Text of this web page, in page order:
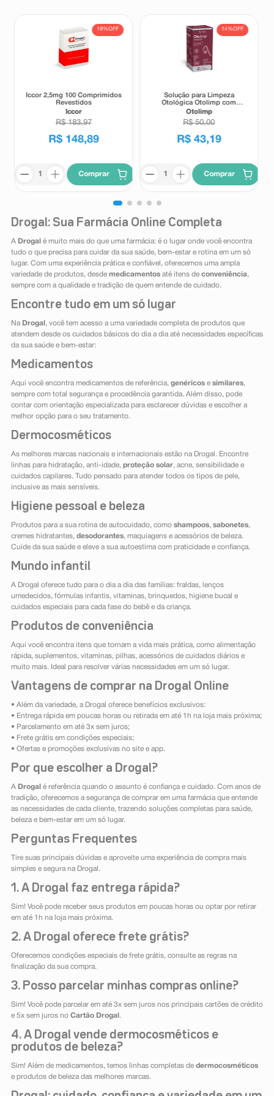
19%OFF
Iccor 2,5mg 100 Comprimidos
Revestidos
Iccor
R$ 183,97
R$ 148,89
Comprar
14%OFF
Solução para Limpeza
Otológica Otolimp com
Gotejador 2ml
Otolimp
R$ 50,00
R$ 43,19
Comprar
Drogal: Sua Farmácia Online Completa
A Drogal é muito mais do que uma farmácia: é o lugar onde você encontra
tudo o que precisa para cuidar da sua saúde, bem-estar e rotina em um só
lugar. Com uma experiência prática e confiável, oferecemos uma ampla
variedade de produtos, desde medicamentosaté itens de conveniência,
sempre com a qualidade e tradição de quem entende de cuidado.
Encontre tudo em um só lugar
Na Drogal , você tem acesso a uma variedade completa de produtos que
atendem desde os cuidados básicos do dia a dia até necessidades específicas
da sua saúde e bem-estar:
Medicamentos
Aqui você encontra medicamentos de referência, genéricose similares,
sempre com total segurança e procedência garantida. Além disso, pode
contar com orientação especializada para esclarecer dúvidas e escolher a
melhor opção para o seu tratamento.
Dermocosméticos
As melhores marcas nacionais e internacionais estão na Drogal. Encontre
linhas para hidratação, anti-idade, proteção solar, acne, sensibilidade e
cuidados capilares. Tudo pensado para atender todos os tipos de pele,
inclusive as mais sensíveis.
Higiene pessoal e beleza
Produtos para a sua rotina de autocuidado, como shampoos, sabonetes,
cremes hidratantes, desodorantes, maquiagens e acessórios de beleza.
Cuide da sua saúde e eleve a sua autoestima com praticidade e confiança.
Mundo infantil
A Drogal oferece tudo para o dia a dia das famílias: fraldas, lenços
umedecidos, fórmulas infantis, vitaminas, brinquedos, higiene bucal e
cuidados especiais para cada fase do bebê e da criança.
Produtos de conveniência
Aqui você encontra itens que tornam a vida mais prática, como alimentação
rápida, suplementos, vitaminas, pilhas, acessórios de cuidados diários e
muito mais. Ideal para resolver várias necessidades em um só lugar.
Vantagens de comprar na Drogal Online
• Além da variedade, a Drogal oferece benefícios exclusivos:
• Entrega rápida em poucas horas ou retirada em até 1h na loja mais próxima;
• Parcelamento em até 3x sem juros;
• Frete grátis em condições especiais;
• Ofertas e promoções exclusivas no site e app.
Por que escolher a Drogal?
A Drogal é referência quando o assunto é confiança e cuidado. Com anos de
tradição, oferecemos a segurança de comprar em uma farmácia que entende
as necessidades de cada cliente, trazendo soluções completas para saúde,
beleza e bem-estar em um só lugar.
Perguntas Frequentes
Tire suas principais dúvidas e aproveite uma experiência de compra mais
simples e segura na Drogal.
1. A Drogal faz entrega rápida?
Sim! Você pode receber seus produtos em poucas horas ou optar por retirar
em até 1h na loja mais próxima.
2. A Drogal oferece frete grátis?
Oferecemos condições especiais de frete grátis, consulte as regras na
finalização da sua compra.
3. Posso parcelar minhas compras online?
Sim! Você pode parcelar em até 3x sem juros nos principais cartões de crédito
e 5x sem juros no Cartão Drogal .
4. A Drogal vende dermocosméticos e
produtos de beleza?
Sim! Além de medicamentos, temos linhas completas de dermocosméticos
e produtos de beleza das melhores marcas.